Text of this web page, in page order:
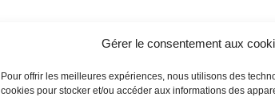
Gérer le consentement aux
Pour offrir les meilleures expériences, nous utilisons des
cookies pour stocker et/ou accéder aux informations des